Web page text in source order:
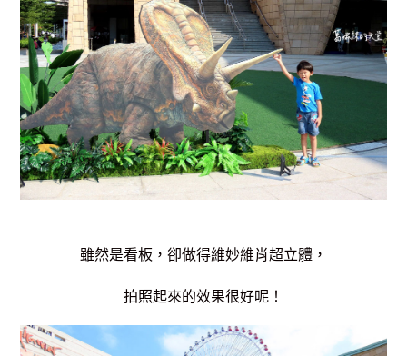
雖然是看板，卻做得維妙維肖超立體，
拍照起來的效果很好呢！